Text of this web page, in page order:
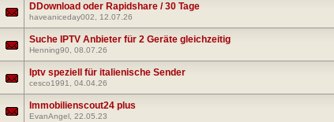
DDownload oder Rapidshare / 30 Tage
haveaniceday002, 12.07.26
Suche IPTV Anbieter für 2 Geräte gleichzeitig
Henning90, 08.07.26
Iptv speziell für italienische Sender
cesco1991, 04.04.26
Immobilienscout24 plus
EvanAngel , 22.05.23